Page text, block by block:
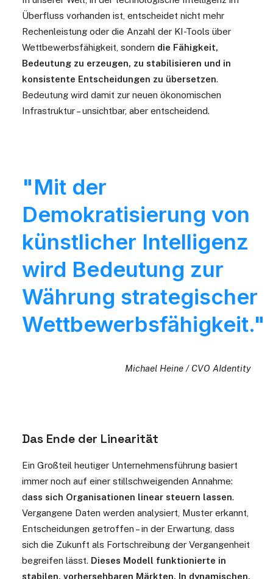
Überfluss vorhanden ist, entscheidet nicht mehr
Rechenleistung oder die Anzahl der KI-Tools über
Wettbewerbsfähigkeit, sondern die Fähigkeit,
Bedeutung zu erzeugen, zu stabilisieren und in
konsistente Entscheidungen zu übersetzen.
Bedeutung wird damit zur neuen ökonomischen
Infrastruktur – unsichtbar, aber entscheidend.
"Mit der
Demokratisierung von
künstlicher Intelligenz
wird Bedeutung zur
Währung strategischer
Wettbewerbsfähigkeit."
Michael Heine / CVO AIdentity
Das Ende der Linearität
Ein Großteil heutiger Unternehmensführung basiert
immer noch auf einer stillschweigenden Annahme:
dass sich Organisationen linear steuern lassen.
Vergangene Daten werden analysiert, Muster erkannt,
Entscheidungen getroffen – in der Erwartung, dass
sich die Zukunft als Fortschreibung der Vergangenheit
begreifen lässt. Dieses Modell funktionierte in
stabilen, vorhersehbaren Märkten. In dynamischen,